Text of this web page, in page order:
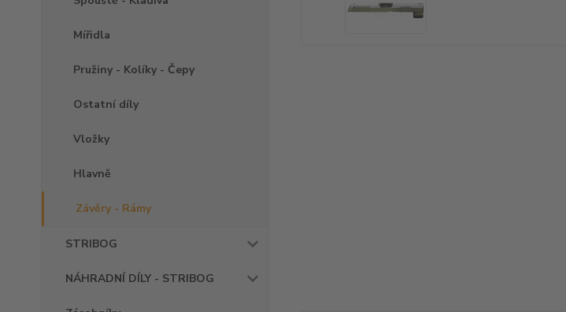
Mířidla
Pružiny - Kolíky - Čepy
Ostatní díly
Vložky
Hlavně
Závěry - Rámy
STRIBOG
NÁHRADNÍ DÍLY - STRIBOG